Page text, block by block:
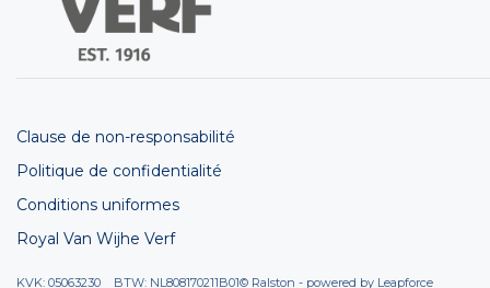
Clause de non-responsabilité
Politique de confidentialité
Conditions uniformes
Royal Van Wijhe Verf
KVK: 05063230 BTW: NL808170211B01© Ralston - powered by Leapforce